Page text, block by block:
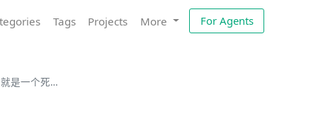
Tags Projects More For Agents
一个死循环